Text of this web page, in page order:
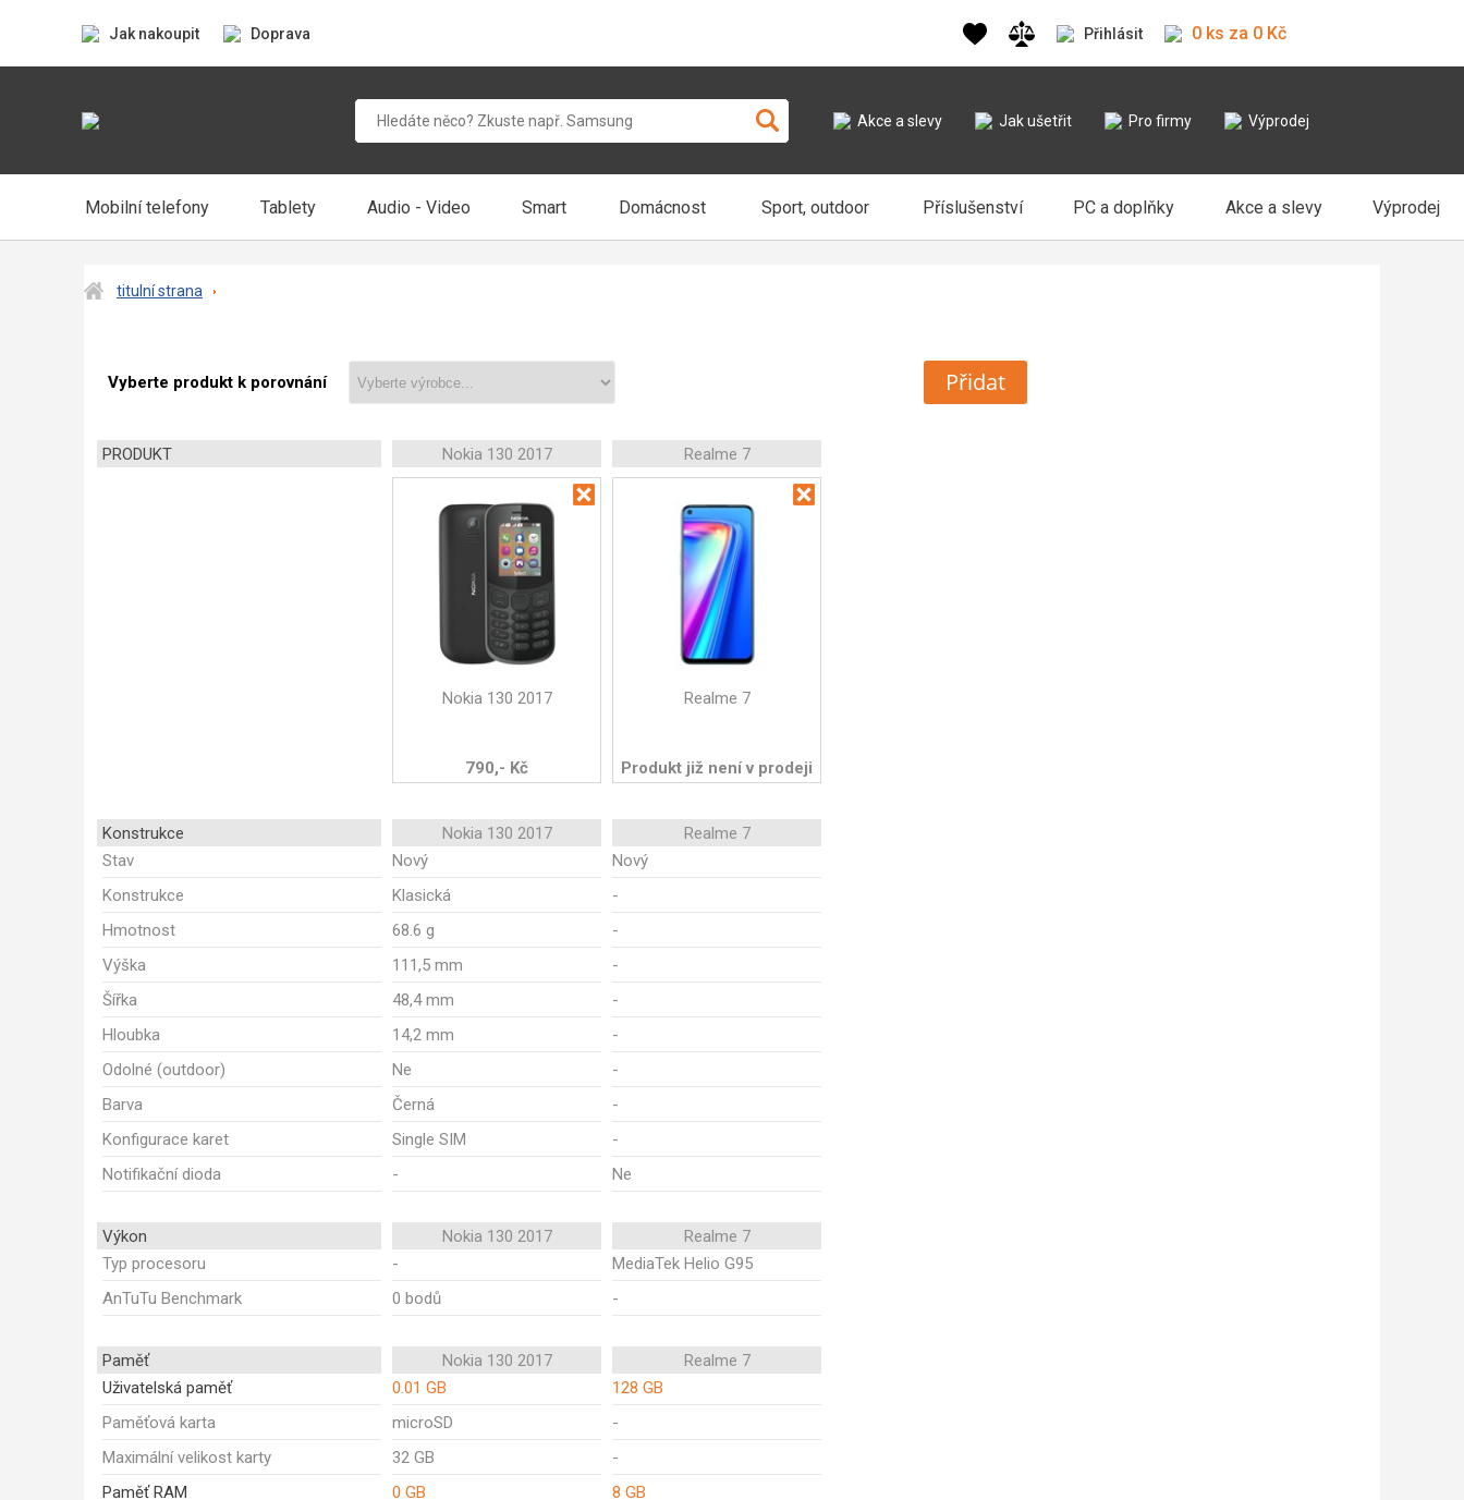
Jak nakoupit Doprava Přihlásit 0 ks za 0 Kč
Akce a slevy Jak ušetřit Pro firmy Výprodej
Mobilní telefony Tablety Audio - Video Smart Domácnost Sport, outdoor Příslušenství PC a doplňky Akce a slevy Výprodej
titulní strana
Vyberte produkt k porovnání Přidat
PRODUKT Nokia 130 2017 Realme 7
Nokia 130 2017
790,- Kč
Realme 7
Produkt již není v prodeji
Konstrukce Nokia 130 2017
Realme 7
Stav
Nový
Nový
Konstrukce
Klasická
-
Hmotnost
68.6 g
-
Výška
111,5 mm
-
Šířka
48,4 mm
-
Hloubka
14,2 mm
-
Odolné (outdoor)
Ne
-
Barva
Černá
-
Konfigurace karet
Single SIM
-
Notifikační dioda
- Ne
Výkon Nokia 130 2017
Realme 7
Typ procesoru
-
MediaTek Helio G95
AnTuTu Benchmark
0 bodů -
Paměť Nokia 130 2017
Realme 7
Uživatelská paměť
0.01 GB
128 GB
Paměťová karta
microSD
-
Maximální velikost karty
32 GB
-
Paměť RAM
0 GB 8 GB